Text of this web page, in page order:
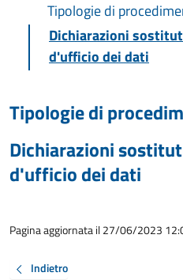
Tipologie di
Dichiarazioni
d'ufficio dei dati
Tipologie di
Dichiarazioni
d'ufficio dei dati
Pagina aggiornata il 27/06/2023
Indietro